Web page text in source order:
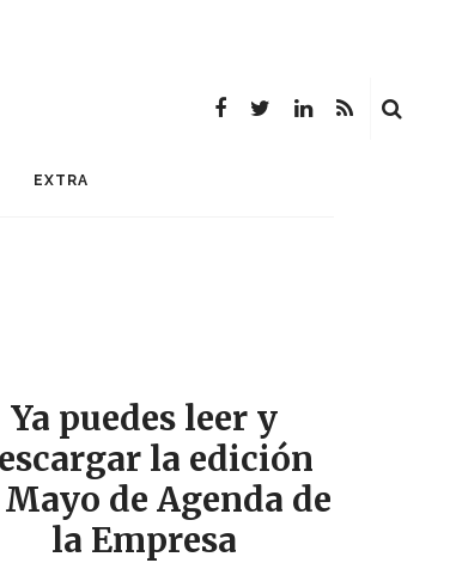
EXTRA
Ya puedes leer y
la edición
de Agenda de
la Empresa